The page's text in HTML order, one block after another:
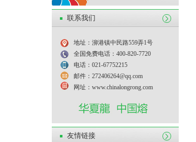
联系我们
地址：泖港镇中民路559弄1号
全国免费电话：400-820-7720
电话：021-67752215
邮件：272406264@qq.com
网址：www.chinalongrong.com
友情链接